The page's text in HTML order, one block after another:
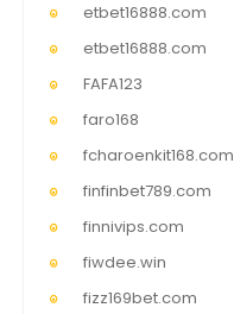
etbet16888.com
etbet16888.com
FAFA123
faro168
fcharoenkit168.com
finfinbet789.com
finnivips.com
fiwdee.win
fizz169bet.com